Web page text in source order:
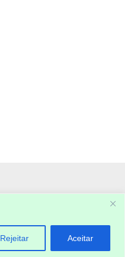
Rejeitar Aceitar